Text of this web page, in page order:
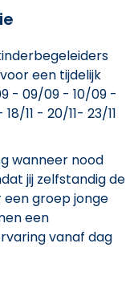
een tijdelijk
- 09/09 - 10/09 -
11 - 20/11- 23/11
wanneer nood
jij zelfstandig de
groep jonge
een
vanaf dag